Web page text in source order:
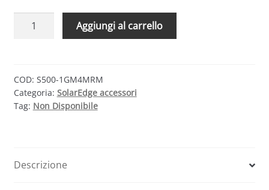
Ottimizzatore
S440
quantità
Aggiungi al carrello
COD: S500-1GM4MRM
Categoria: SolarEdge accessori
Tag: Non Disponibile
Descrizione